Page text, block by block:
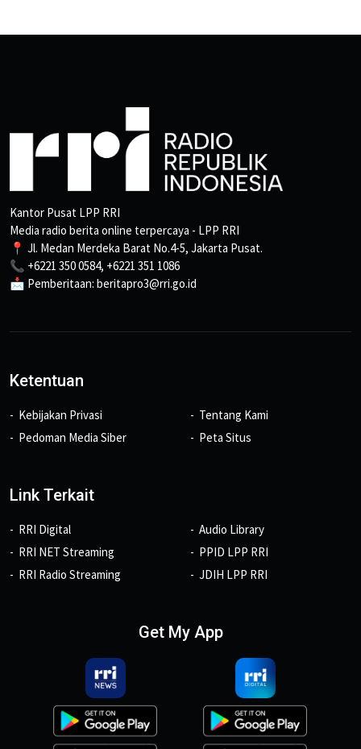
Kantor Pusat LPP RRI
Media radio berita online terpercaya - LPP RRI
📍 Jl. Medan Merdeka Barat No.4-5, Jakarta Pusat.
📞 +6221 350 0584, +6221 351 1086
📩 Pemberitaan: beritapro3@rri.go.id
Ketentuan
Kebijakan Privasi
Pedoman Media Siber
Tentang Kami
Peta Situs
Link Terkait
RRI Digital
RRI NET Streaming
RRI Radio Streaming
Audio Library
PPID LPP RRI
JDIH LPP RRI
Get My App